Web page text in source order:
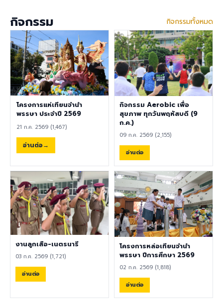
โรงเรียนสาธิต "พิบูลบำเพ็ญ"
มหาวิทยาลัยบูรพา เพื่อนำข้อมูล
ไปใช้ในการ วางแผน พัฒนา
และยกระดับระบบความ
ปลอดภัยของโรงเรียนอย่างเป็น
รูปธรรม ขอความอนุเคราะห์ทุก
ท่านในการทำแบบสำรวจ ภายใน
วันที่ 9 สิงหาคม 2569 เพื่อนำ
ผลการสำรวจไปใช้ดำเนินการต่อ
ไป แบบสำรวจความคิดเห็นด้าน
ความปลอดภัย คลิกที่นี่เพื่อร่วม
แสดงความคิดเห็น ผู้อำนวยการ
ขอขอบคุณทุกความคิดเห็น
เพราะความคิดเห็นของท่านคือ
เสียงสำคัญของการพัฒนา
โรงเรียนอย่างยั่งยืน 8
สิงหาคม 2569
เดือน 30,000 – 40,000
บาท เงินช่วยเหลือค่าที่พัก
6,500 บาท/เดือน สวัสดิการ
การต่ออายุ Visa และ Work
Permit ประกันสุขภาพเอกชน
คุณสมบัติประจำตำแหน่ง สำเร็จ
การศึกษาระดับปริญญาตรี ใน
สาขาวิชาคณิตศาสตร์ ภาษา
อังกฤษ วิทยาศาสตร์
สังคมศึกษา สุขศึกษา/
พลศึกษา ศิลปะ หรือสาขาอื่นที่
เกี่ยวข้อง เป็นผู้ใช้ภาษาอังกฤษ
Speaker) หรือหากไม่ใช่เจ้าของ
ภาษา ต้องมีผลการทดสอบ
ภาษาอังกฤษ TOEIC ไม่ต่ำกว่า
785 คะแนน หากมีประสบการณ์
ด้านการจัดการเรียนการสอนจะ
ได้รับการพิจารณาเป็นพิเศษ
เอกสารประกอบการสมัครและ
การติดต่อ ผู้สนใจสามารถส่ง
ประวัติส่วนตัว (CV), สำเนา
หนังสือเดินทาง (Passport),
สำเนาใบปริญญาบัตร, เอกสาร
ทั้งวิดีโอแนะนำตัวสั้น ๆ (Short
Introduction Video) ได้ที่
อีเมล hr@satit.buu.ac.th
กิจกรรม กิจกรรมทั้งหมด
โครงการแห่เทียนจำนำ
พรรษา ประจำปี 2569
21 ก.ค. 2569 (1,467)
อ่านต่อ
กิจกรรม Aerobic เพื่อ
สุขภาพ ทุกวันพฤหัสบดี (9
ก.ค.)
09 ก.ค. 2569 (2,155)
อ่านต่อ
งานลูกเสือ-เนตรนารี
03 ก.ค. 2569 (1,721)
อ่านต่อ
โครงการหล่อเทียนจำนำ
พรรษา ปีการศึกษา 2569
02 ก.ค. 2569 (1,818)
อ่านต่อ